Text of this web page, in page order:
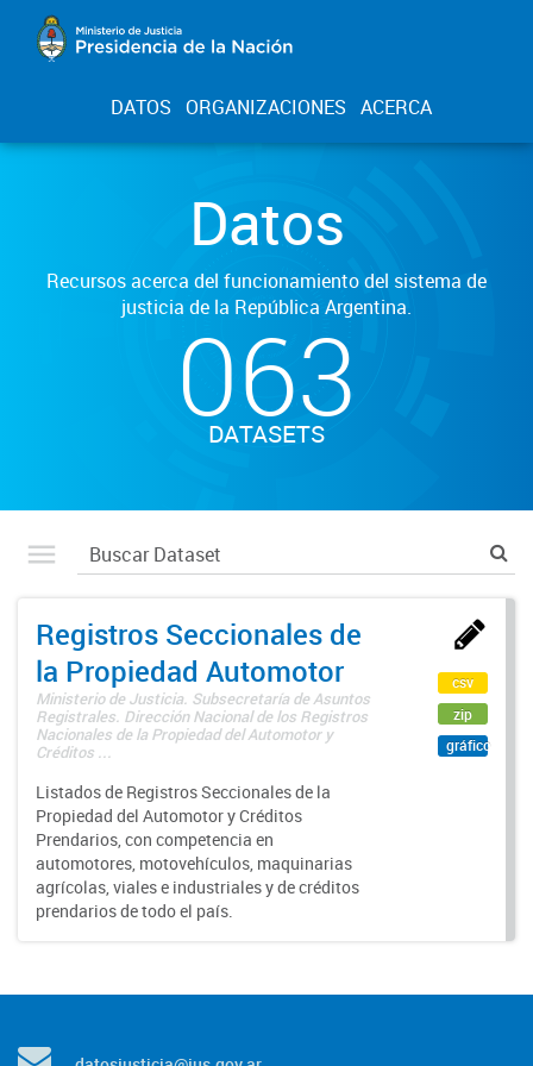
DATOS ORGANIZACIONES ACERCA
Datos
Recursos acerca del funcionamiento del sistema de
justicia de la República Argentina.
063
DATASETS
Registros Seccionales de
la Propiedad Automotor
Ministerio de Justicia. Subsecretaría de Asuntos
Registrales. Dirección Nacional de los Registros
Nacionales de la Propiedad del Automotor y
Créditos ...
Listados de Registros Seccionales de la
Propiedad del Automotor y Créditos
Prendarios, con competencia en
automotores, motovehículos, maquinarias
agrícolas, viales e industriales y de créditos
prendarios de todo el país.
csv
zip
gráfico